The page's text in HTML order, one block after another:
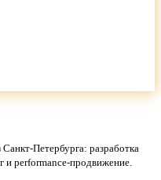
разработка
и performance‑продвижение.